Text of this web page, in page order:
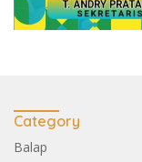
Category
Balap